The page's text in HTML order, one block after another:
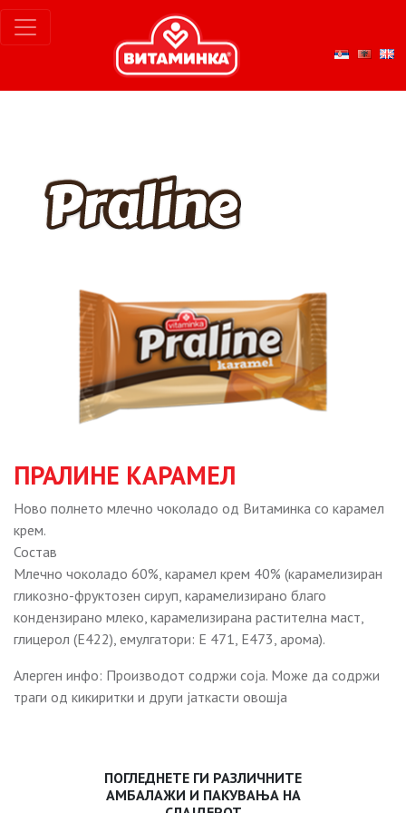
ПРАЛИНЕ КАРАМЕЛ
Ново полнето млечно чоколадо од Витаминка со карамел
крем.
Состав
Млечно чоколадо 60%, карамел крем 40% (карамелизиран
гликозно-фруктозен сируп, карамелизирано благо
кондензирано млеко, карамелизирана растителна маст,
глицерол (Е422), емулгатори: Е 471, Е473, арома).
Алерген инфо: Производот содржи соја. Може да содржи
траги од кикиритки и други јаткасти овошја
ПОГЛЕДНЕТЕ ГИ РАЗЛИЧНИТЕ
АМБАЛАЖИ И ПАКУВАЊА НА